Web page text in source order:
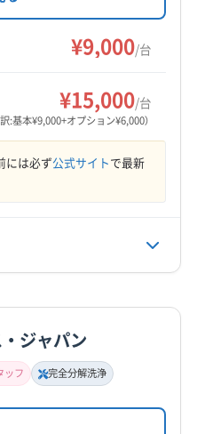
みで、万が一の際も
応地域外の相談も可
¥9,000/台
¥15,000/台
訳:基本¥9,000+オプション¥6,000）
には必ず公式サイトで最新
ジャパン
ッフ 完全分解洗浄